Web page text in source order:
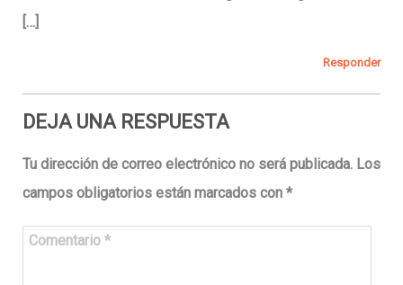
[…]
Responder
DEJA UNA RESPUESTA
Tu dirección de correo electrónico no será publicada. Los
campos obligatorios están marcados con *
Comentario *